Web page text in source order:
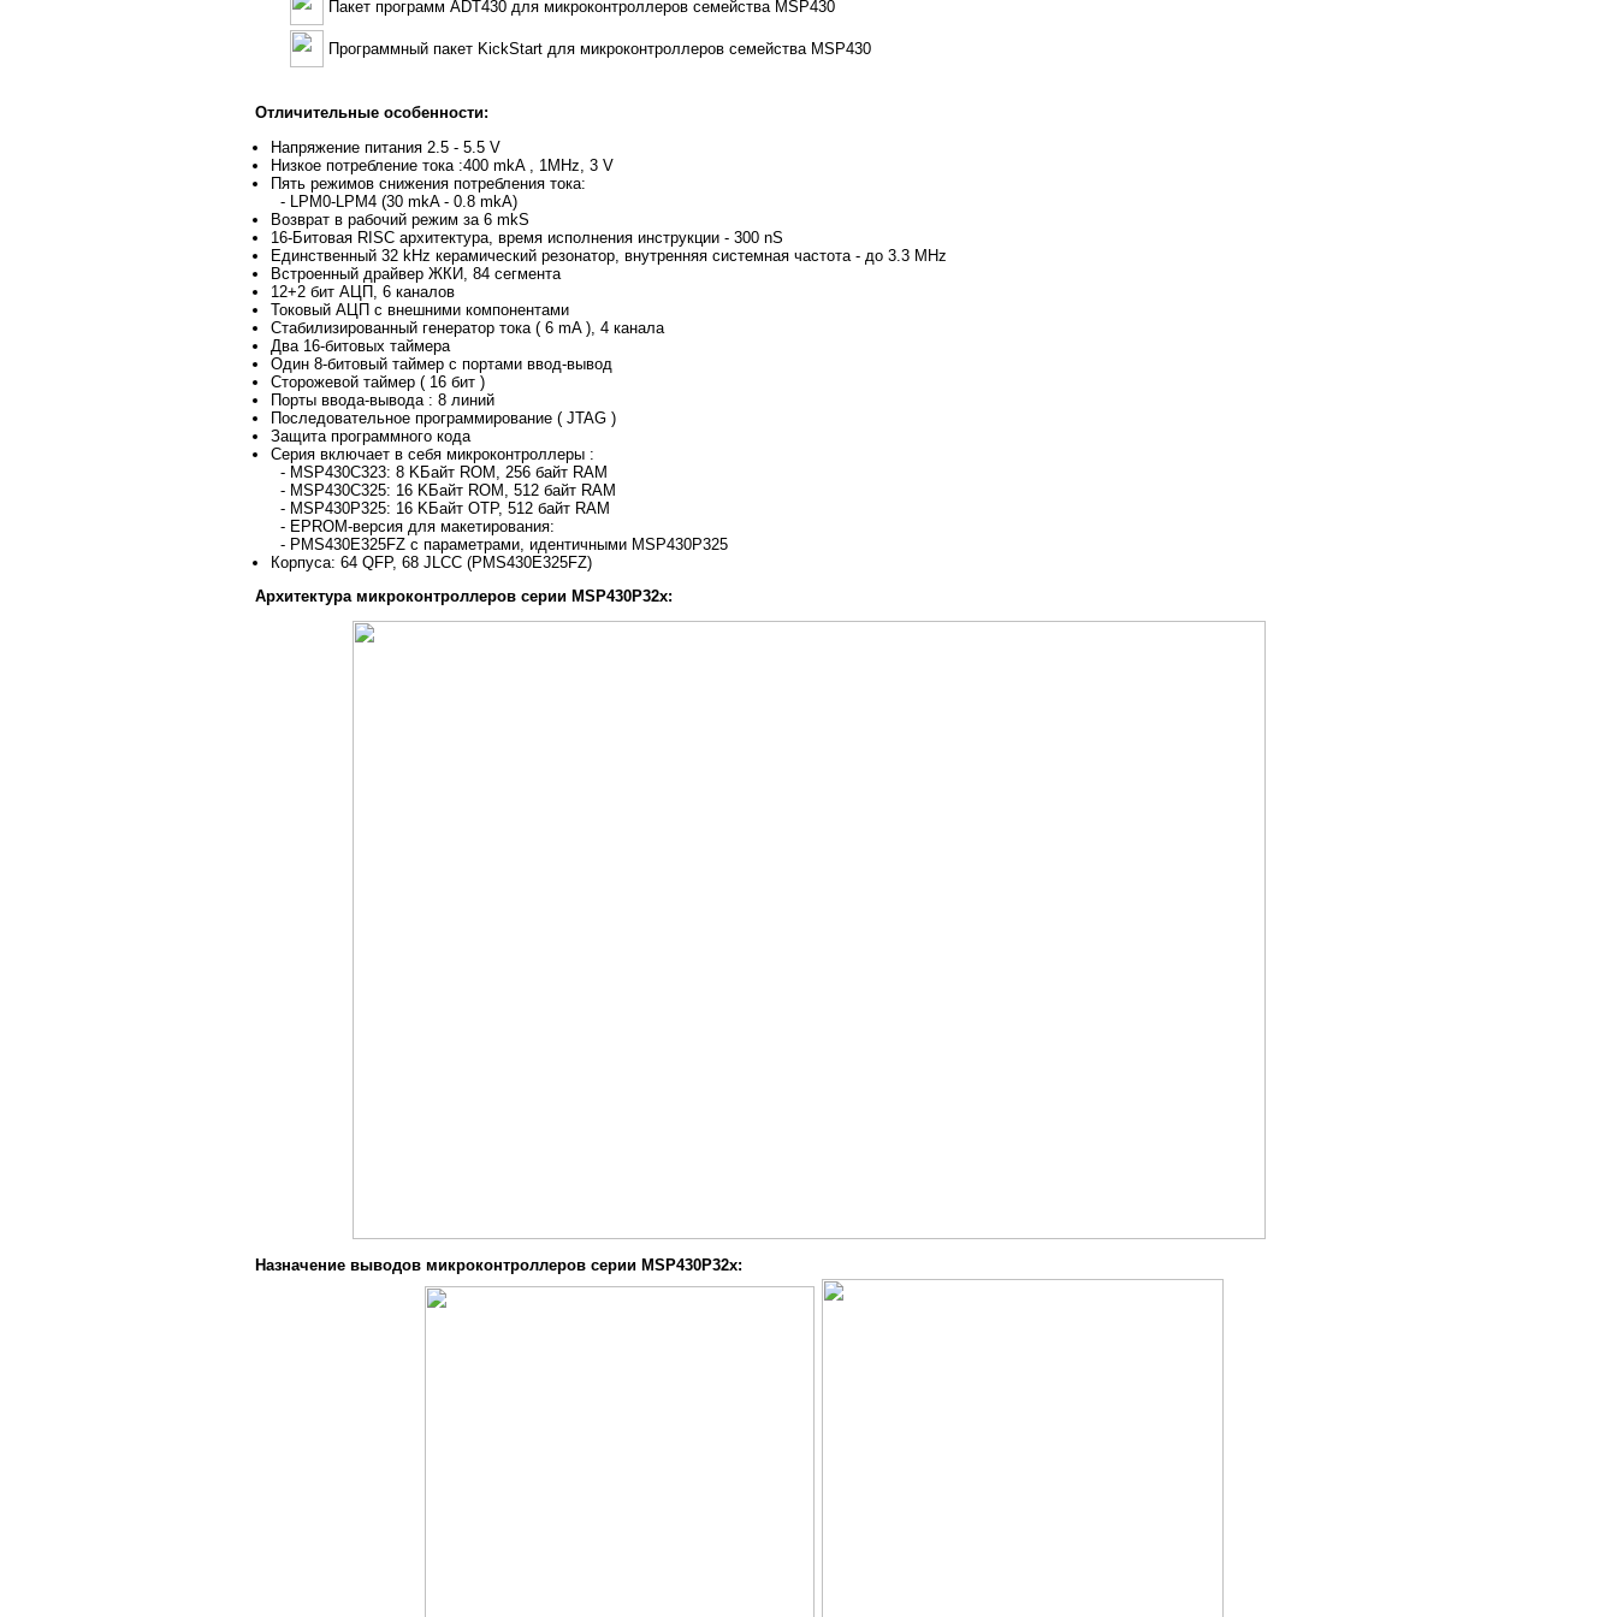
Пакет программ ADT430 для микроконтроллеров семейства MSP430
Программный пакет KickStart для микроконтроллеров семейства MSP430
Отличительные особенности:
Напряжение питания 2.5 - 5.5 V
Низкое потребление тока :400 mkA , 1MHz, 3 V
Пять режимов снижения потребления тока:
- LPM0-LPM4 (30 mkA - 0.8 mkA)
Возврат в рабочий режим за 6 mkS
16-Битовая RISC архитектура, время исполнения инструкции - 300 nS
Единственный 32 kHz керамический резонатор, внутренняя системная частота - до 3.3 MHz
Встроенный драйвер ЖКИ, 84 сегмента
12+2 бит АЦП, 6 каналов
Токовый АЦП с внешними компонентами
Стабилизированный генератор тока ( 6 mA ), 4 канала
Два 16-битовых таймера
Один 8-битовый таймер с портами ввод-вывод
Сторожевой таймер ( 16 бит )
Порты ввода-вывода : 8 линий
Последовательное программирование ( JTAG )
Защита программного кода
Серия включает в себя микроконтроллеры :
- MSP430C323: 8 KБайт ROМ, 256 байт RAM
- MSP430C325: 16 KБайт ROM, 512 байт RAM
- MSP430P325: 16 KБайт OTP, 512 байт RAM
- EPROM-версия для макетирования:
- PMS430E325FZ с параметрами, идентичными MSP430P325
Корпуса: 64 QFP, 68 JLCC (PMS430E325FZ)
Архитектура микроконтроллеров серии MSP430P32x:
Назначение выводов микроконтроллеров серии MSP430P32x: